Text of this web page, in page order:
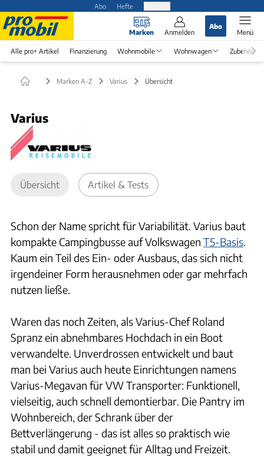
Abo Hefte
Marken Anmelden
Abo
Menü
Alle pro+ Artikel Finanzierung Wohnmobile Wohnwagen Zubehör
Marken A-Z Varius Übersicht
Varius
Übersicht Artikel & Tests
Schon der Name spricht für Variabilität. Varius baut
kompakte Campingbusse auf Volkswagen T5-Basis.
Kaum ein Teil des Ein- oder Ausbaus, das sich nicht
irgendeiner Form herausnehmen oder gar mehrfach
nutzen ließe.
Waren das noch Zeiten, als Varius-Chef Roland
Spranz ein abnehmbares Hochdach in ein Boot
verwandelte. Unverdrossen entwickelt und baut
man bei Varius auch heute Einrichtungen namens
Varius-Megavan für VW Transporter: Funktionell,
vielseitig, auch schnell demontierbar. Die Pantry im
Wohnbereich, der Schrank über der
Bettverlängerung - das ist alles so praktisch wie
stabil und damit geeignet für Alltag und Freizeit.